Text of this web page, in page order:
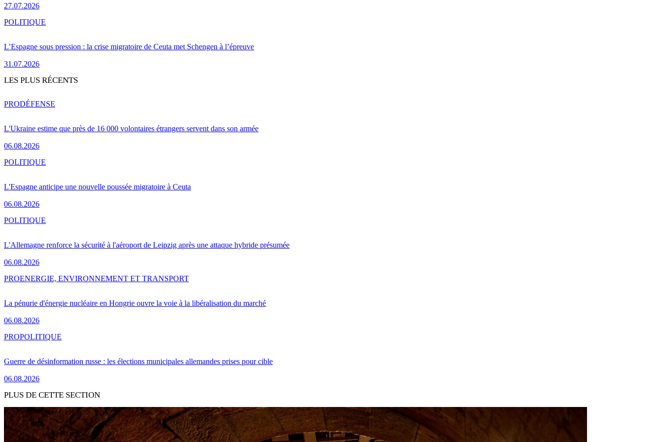
27.07.2026
L’Espagne sous pression : la crise migratoire de Ceuta met Schengen à l’épreuve
31.07.2026
POLITIQUE
LES PLUS RÉCENTS
L'Ukraine estime que près de 16 000 volontaires étrangers servent dans son armée
06.08.2026
PRODÉFENSE
L'Espagne anticipe une nouvelle poussée migratoire à Ceuta
06.08.2026
POLITIQUE
L'Allemagne renforce la sécurité à l'aéroport de Leipzig après une attaque hybride présumée
06.08.2026
POLITIQUE
La pénurie d'énergie nucléaire en Hongrie ouvre la voie à la libéralisation du marché
06.08.2026
PROENERGIE, ENVIRONNEMENT ET TRANSPORT
Guerre de désinformation russe : les élections municipales allemandes prises pour cible
06.08.2026
PROPOLITIQUE
PLUS DE CETTE SECTION